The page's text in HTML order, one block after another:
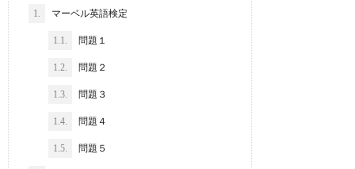
1. マーベル英語検定
1.1. 問題１
1.2. 問題２
1.3. 問題３
1.4. 問題４
1.5. 問題５